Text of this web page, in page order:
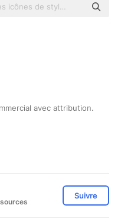
avec attribution.
Suivre